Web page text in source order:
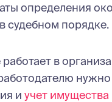
определения
судебном порядке.
в
нужно
и учет